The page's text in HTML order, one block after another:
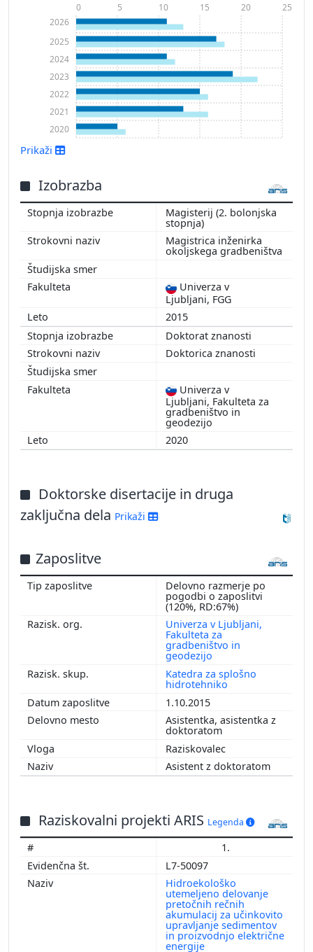
2020
2021
2022
2023
2024
2025
2026
0 5 10 15 20 25
Prikaži več
Prikaži
Izobrazba
Magisterij (2. bolonjska
stopnja)
Magistrica inženirka
okoljskega gradbeništva
Univerza v
Ljubljani, FGG
2015
Doktorat znanosti
Doktorica znanosti
Univerza v
Ljubljani, Fakulteta za
gradbeništvo in
geodezijo
2020
Doktorske disertacije in druga
zaključna dela Prikaži
Zaposlitve
Delovno razmerje po
pogodbi o zaposlitvi
(120%, RD:67%)
Univerza v Ljubljani,
Fakulteta za
gradbeništvo in
geodezijo
Katedra za splošno
hidrotehniko
1.10.2015
Asistentka, asistentka z
doktoratom
Raziskovalec
Asistent z doktoratom
Raziskovalni projekti ARIS Legenda
1.
L7-50097
Hidroekološko
utemeljeno delovanje
pretočnih rečnih
akumulacij za učinkovito
upravljanje sedimentov
in proizvodnjo električne
energije